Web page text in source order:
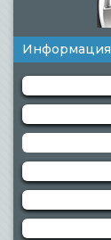
Информация